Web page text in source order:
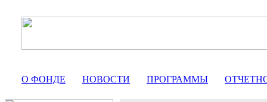
О ФОНДЕ НОВОСТИ ПРОГРАММЫ